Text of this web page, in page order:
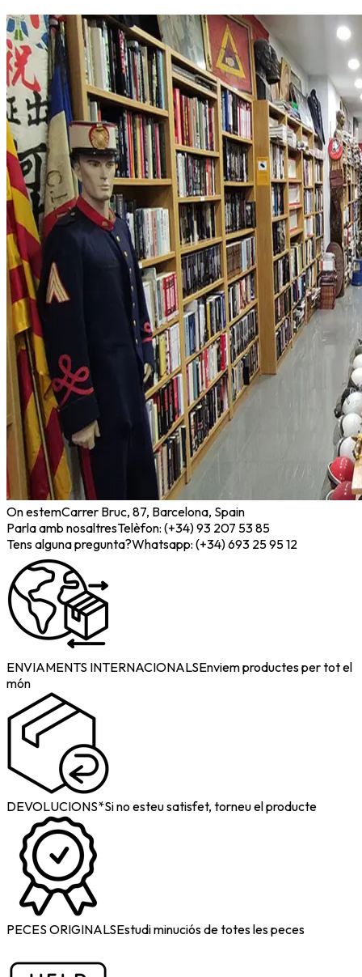
On estemCarrer Bruc, 87, Barcelona, Spain
Parla amb nosaltresTelèfon: (+34) 93 207 53 85
Tens alguna pregunta?Whatsapp: (+34) 693 25 95 12
ENVIAMENTS INTERNACIONALSEnviem productes per tot el
món
DEVOLUCIONS*Si no esteu satisfet, torneu el producte
PECES ORIGINALSEstudi minuciós de totes les peces